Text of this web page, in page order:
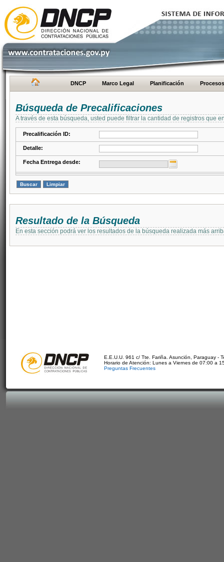
DNCP Marco Legal Planificación Procesos
Búsqueda de Precalificaciones
A través de esta búsqueda, usted puede filtrar la cantidad de registros que
Precalificación ID:
Detalle:
Fecha Entrega desde:
Resultado de la Búsqueda
En esta sección podrá ver los resultados de la búsqueda realizada más
E.E.U.U. 961 c/ Tte. Fariña. Asunción, Paraguay -
Horario de Atención: Lunes a Viernes de 07:00 a
Preguntas Frecuentes